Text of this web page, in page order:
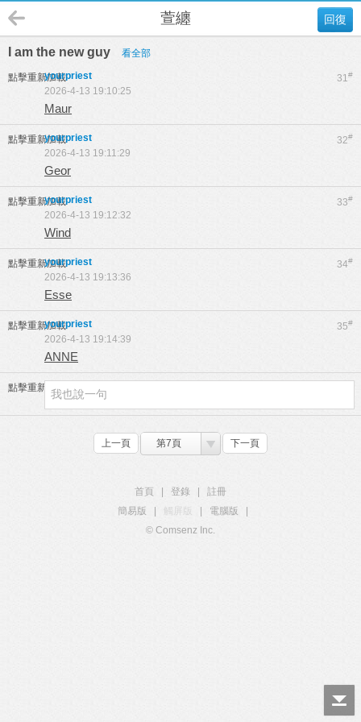
回復
萱纏
I am the new guy 看全部
點擊重新加載 31#
yourpriest
2026-4-13 19:10:25
Maur
點擊重新加載 32#
yourpriest
2026-4-13 19:11:29
Geor
點擊重新加載 33#
yourpriest
2026-4-13 19:12:32
Wind
點擊重新加載 34#
yourpriest
2026-4-13 19:13:36
Esse
點擊重新加載 35#
yourpriest
2026-4-13 19:14:39
ANNE
點擊重新加載
上一頁 第7頁 下一頁
首頁 登錄
註冊
簡易版
觸屏版 電腦版
© Comsenz Inc.